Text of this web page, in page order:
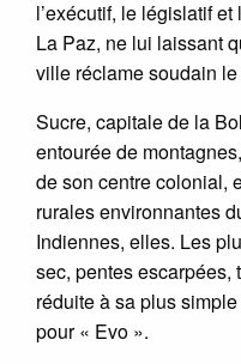
l’exécutif, le législatif
La Paz, ne lui laissant
ville réclame soudain le
Sucre, capitale de la
entourée de
de son centre colonial,
rurales environnantes
Indiennes, elles. Les
sec, pentes escarpées,
réduite à sa plus
pour « Evo ».